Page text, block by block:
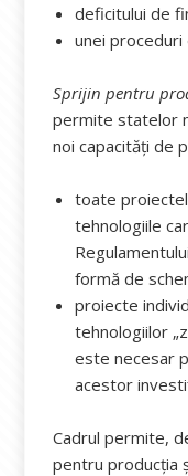
deficitului de
unei
Sprijin pentru
permite statelor
noi capacități de
toate
tehnologiile
formă de
proiecte
tehnologiilor
este necesar
acestor
Cadrul permite,
pentru producția